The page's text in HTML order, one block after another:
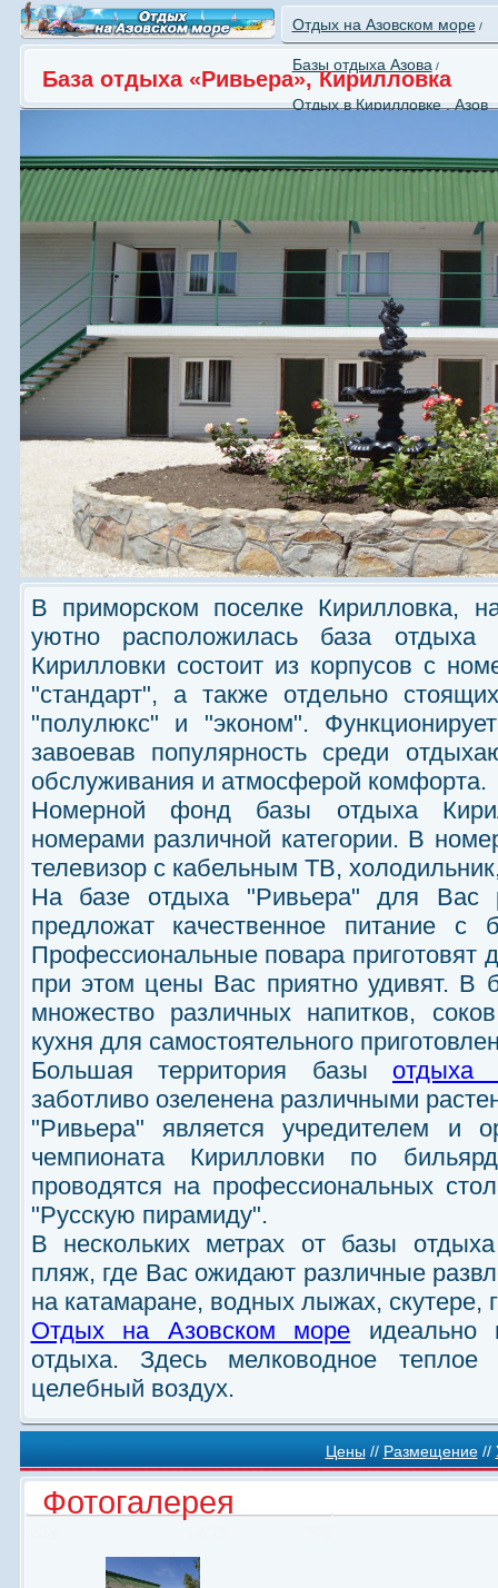
Отдых на Азовском море/
Базы отдыха Азова /
Отдых в Кирилловке , Азов
База отдыха «Ривьера», Кирилловка
В приморском поселке Кирилловка,
уютно расположилась база отдыха
Кирилловки состоит из корпусов с
"стандарт", а также отдельно
"полулюкс" и "эконом".
завоевав популярность среди
обслуживания и атмосферой комфорта.
Номерной фонд базы отдыха
номерами различной категории. В
телевизор с кабельным ТВ,
На базе отдыха "Ривьера" для Вас
предложат качественное питание
Профессиональные повара приготовят
при этом цены Вас приятно удивят. В
множество различных напитков,
кухня для самостоятельного
Большая территория базы отдыха
заботливо озеленена различными
"Ривьера" является учредителем и
чемпионата Кирилловки по
проводятся на профессиональных
"Русскую пирамиду".
В нескольких метрах от базы
пляж, где Вас ожидают различные
на катамаране, водных лыжах, скутере,
Отдых на Азовском море идеально
отдыха. Здесь мелководное
целебный воздух.
Цены // Размещение//
Фотогалерея